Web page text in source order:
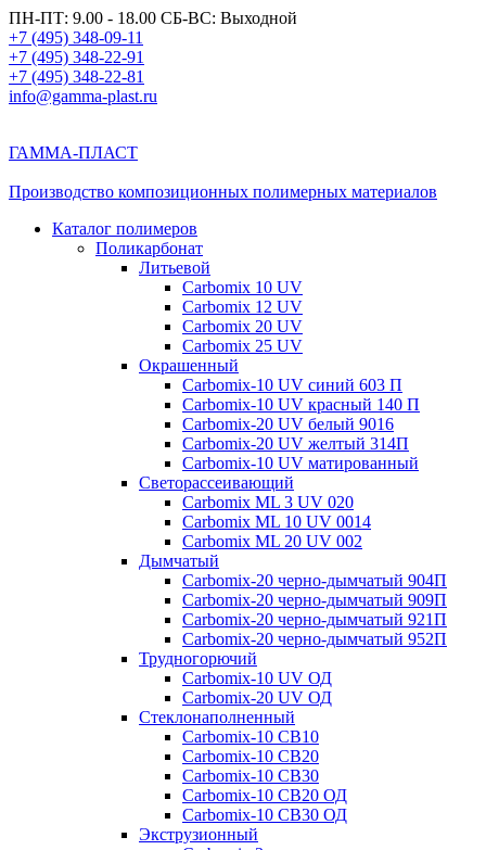
ПН-ПТ: 9.00 - 18.00 СБ-ВС: Выходной
+7 (495) 348-09-11
+7 (495) 348-22-91
+7 (495) 348-22-81
info@gamma-plast.ru
ГАММА-ПЛАСТ
Производство композиционных полимерных материалов
Каталог полимеров
Поликарбонат
Литьевой
Carbomix 10 UV
Carbomix 12 UV
Carbomix 20 UV
Carbomix 25 UV
Окрашенный
Carbomix-10 UV синий 603 П
Carbomix-10 UV красный 140 П
Carbomix-20 UV белый 9016
Carbomix-20 UV желтый 314П
Carbomix-10 UV матированный
Светорассеивающий
Carbomix ML 3 UV 020
Carbomix ML 10 UV 0014
Carbomix ML 20 UV 002
Дымчатый
Carbomix-20 черно-дымчатый 904П
Carbomix-20 черно-дымчатый 909П
Carbomix-20 черно-дымчатый 921П
Carbomix-20 черно-дымчатый 952П
Трудногорючий
Carbomix-10 UV ОД
Carbomix-20 UV ОД
Стеклонаполненный
Carbomix-10 СВ10
Carbomix-10 СВ20
Carbomix-10 СВ30
Carbomix-10 СВ20 ОД
Carbomix-10 СВ30 ОД
Экструзионный